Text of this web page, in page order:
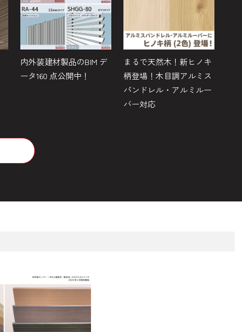
内外装建材製品のBIM デ
ータ160 点公開中！
まるで天然木！新ヒノキ
柄登場！木目調アルミス
パンドレル・アルミルー
バー対応